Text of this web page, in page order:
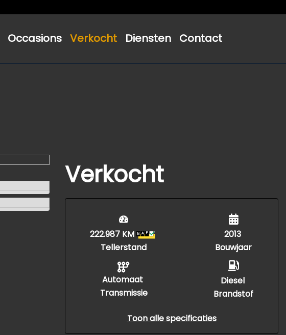
Occasions Verkocht Diensten Contact
Verkocht
222.987 KM
Tellerstand
Automaat
Transmissie
2013
Bouwjaar
Diesel
Brandstof
Toon alle specificaties